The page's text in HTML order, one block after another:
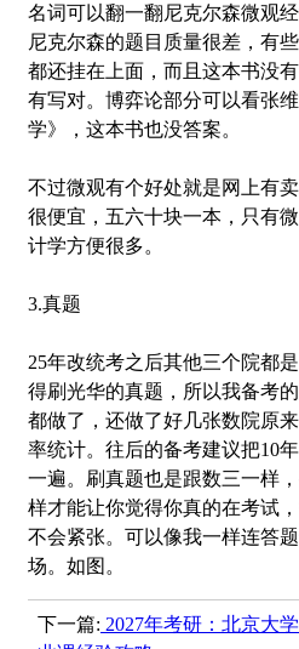
名词可以翻一翻尼克尔森微观
尼克尔森的题目质量很差，有
都还挂在上面，而且这本书没
有写对。博弈论部分可以看张
学》，这本书也没答案。
不过微观有个好处就是网上有
很便宜，五六十块一本，只有
计学方便很多。
3.真题
25年改统考之后其他三个院都
得刷光华的真题，所以我备考
都做了，还做了好几张数院原
率统计。往后的备考建议把10
一遍。刷真题也是跟数三一样
样才能让你觉得你真的在考试
不会紧张。可以像我一样连答
场。如图。
下一篇: 2027年考研：北京大